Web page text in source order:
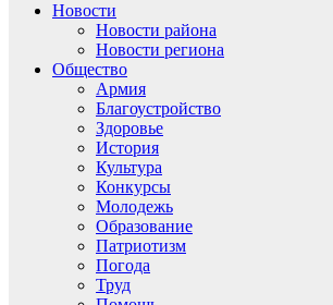
Новости
Новости района
Новости региона
Общество
Армия
Благоустройство
Здоровье
История
Культура
Конкурсы
Молодежь
Образование
Патриотизм
Погода
Труд